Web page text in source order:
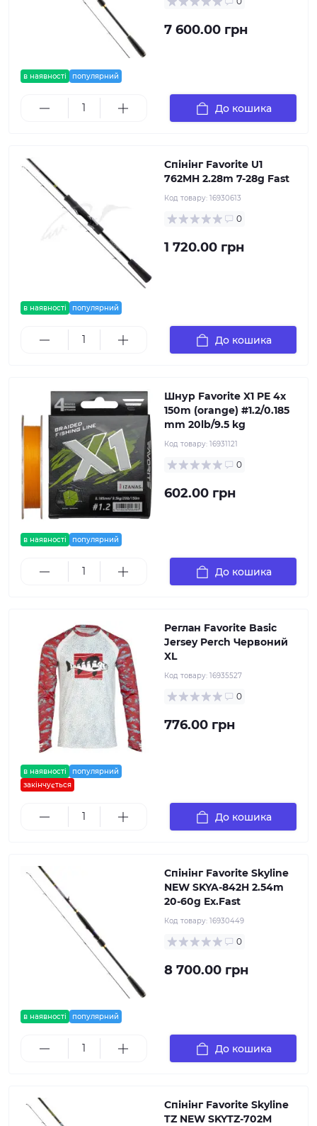
в наявності популярний
7 600.00 грн
До кошика
в наявності популярний
Спінінг Favorite U1
762MH 2.28m 7-28g Fast
Код товару: 16930613
0
1 720.00 грн
До кошика
в наявності популярний
Шнур Favorite X1 PE 4x
150m (orange) #1.2/0.185
mm 20lb/9.5 kg
Код товару: 16931121
0
602.00 грн
До кошика
в наявності
популярний
закінчується
Реглан Favorite Basic
Jersey Perch Червоний
XL
Код товару: 16935527
0
776.00 грн
До кошика
в наявності популярний
Спінінг Favorite Skyline
NEW SKYA-842H 2.54m
20-60g Ex.Fast
Код товару: 16930449
0
8 700.00 грн
До кошика
Спінінг Favorite Skyline
TZ NEW SKYTZ-702M